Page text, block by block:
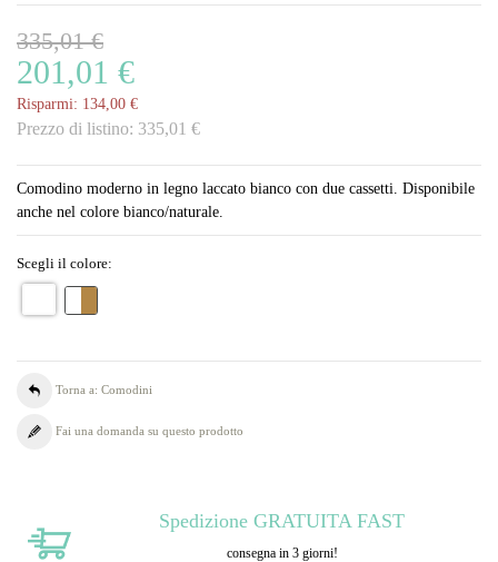
335,01 €
201,01 €
Risparmi: 134,00 €
Prezzo di listino: 335,01 €
Comodino moderno in legno laccato bianco con due cassetti. Disponibile
anche nel colore bianco/naturale.
Scegli il colore:
Torna a: Comodini
Fai una domanda su questo prodotto
Spedizione GRATUITA FAST
consegna in 3 giorni!